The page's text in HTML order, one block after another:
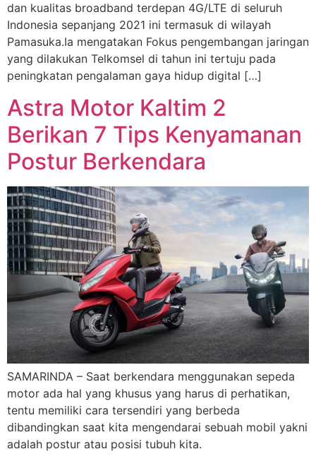
dan kualitas broadband terdepan 4G/LTE di seluruh
Indonesia sepanjang 2021 ini termasuk di wilayah
Pamasuka.Ia mengatakan Fokus pengembangan jaringan
yang dilakukan Telkomsel di tahun ini tertuju pada
peningkatan pengalaman gaya hidup digital […]
Astra Motor Kaltim 2
Berikan 7 Tips Kenyamanan
Postur Berkendara
SAMARINDA – Saat berkendara menggunakan sepeda
motor ada hal yang khusus yang harus di perhatikan,
tentu memiliki cara tersendiri yang berbeda
dibandingkan saat kita mengendarai sebuah mobil yakni
adalah postur atau posisi tubuh kita.